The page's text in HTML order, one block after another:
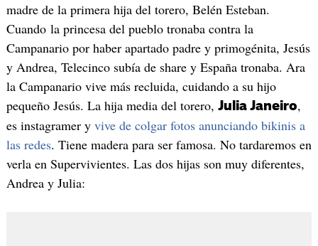
madre de la primera hija del torero, Belén Esteban.
Cuando la princesa del pueblo tronaba contra la
Campanario por haber apartado padre y primogénita, Jesús
y Andrea, Telecinco subía de share y España tronaba. Ara
la Campanario vive más recluida, cuidando a su hijo
pequeño Jesús. La hija media del torero, Julia Janeiro,
es instagramer y vive de colgar fotos anunciando bikinis a
las redes. Tiene madera para ser famosa. No tardaremos en
verla en Supervivientes. Las dos hijas son muy diferentes,
Andrea y Julia: